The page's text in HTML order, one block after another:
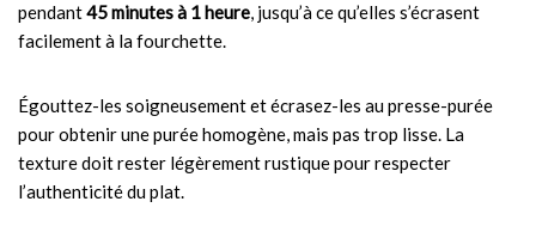
pendant45 minutes à 1 heure, jusqu’à ce qu’elles s’écrasent
facilement à la fourchette.
Égouttez-les soigneusement et écrasez-les au presse-purée
pour obtenir une purée homogène, mais pas trop lisse. La
texture doit rester légèrement rustique pour respecter
l’authenticité du plat.